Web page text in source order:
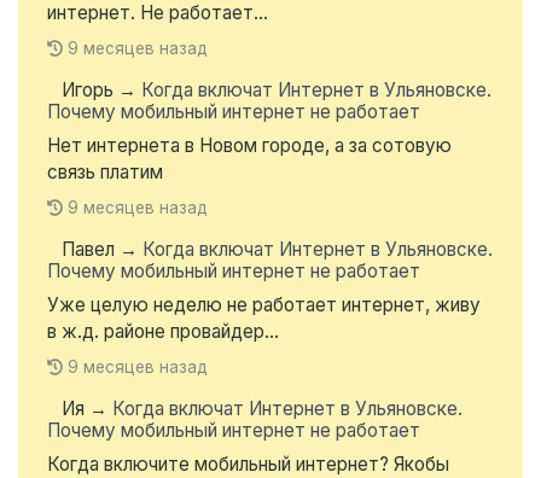
интернет. Не работает...
9 месяцев назад
Игорь → Когда включат Интернет в Ульяновске.
Почему мобильный интернет не работает
Нет интернета в Новом городе, а за сотовую
связь платим
9 месяцев назад
Павел → Когда включат Интернет в Ульяновске.
Почему мобильный интернет не работает
Уже целую неделю не работает интернет, живу
в ж.д. районе провайдер...
9 месяцев назад
Ия → Когда включат Интернет в Ульяновске.
Почему мобильный интернет не работает
Когда включите мобильный интернет? Якобы